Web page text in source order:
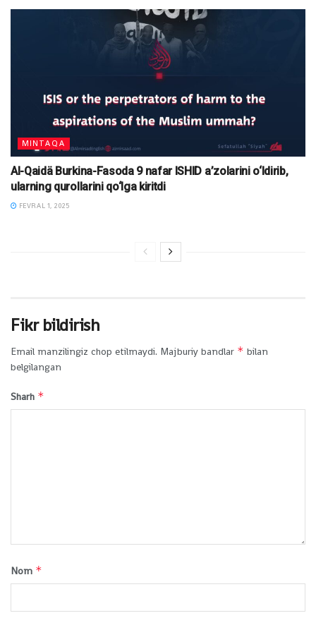
MINTAQA
Al-Qaidä Burkina-Fasoda 9 nafar ISHID a’zolarini o‘ldirib,
ularning qurollarini qo‘lga kiritdi
FEVRAL 1, 2025
Fikr bildirish
Email manzilingiz chop etilmaydi. Majburiy bandlar * bilan
belgilangan
Sharh *
Nom *